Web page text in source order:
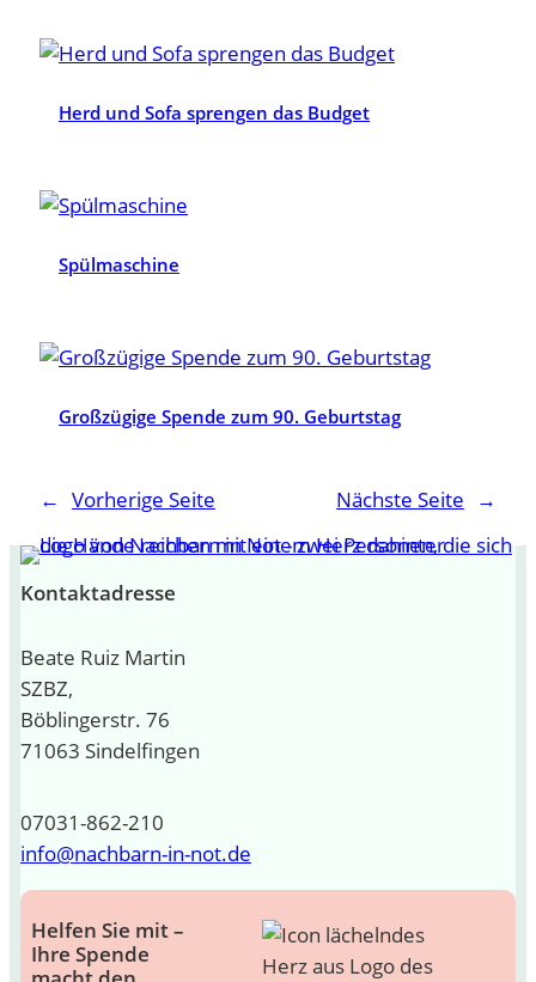
Herd und Sofa sprengen das Budget
Spülmaschine
Großzügige Spende zum 90. Geburtstag
← Vorherige Seite Nächste Seite →
Kontaktadresse
Beate Ruiz Martin
SZBZ,
Böblingerstr. 76
71063 Sindelfingen
07031-862-210
info@nachbarn-in-not.de
Helfen Sie mit –
Ihre Spende